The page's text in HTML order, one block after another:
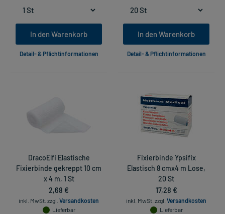
In den Warenkorb
Detail- & Pflichtinformationen
In den Warenkorb
Detail- & Pflichtinformationen
DracoElfi Elastische
Fixierbinde gekreppt 10 cm
x 4 m, 1 St
2,68 €
inkl. MwSt. zzgl. Versandkosten
Lieferbar
Fixierbinde Ypsifix
Elastisch 8 cmx4 m Lose,
20 St
17,28 €
inkl. MwSt. zzgl. Versandkosten
Lieferbar